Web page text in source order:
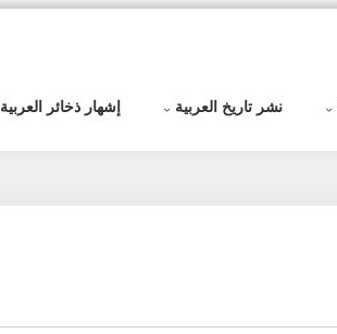
نشر تاريخ العربية إشهار ذخائر العربية